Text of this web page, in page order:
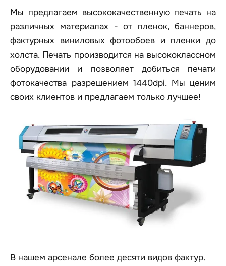
Мы предлагаем высококачественную печать на
различных материалах - от пленок, баннеров,
фактурных виниловых фотообоев и пленки до
холста. Печать производится на высококлассном
оборудовании и позволяет добиться печати
фотокачества разрешением 1440dpi. Мы ценим
своих клиентов и предлагаем только лучшее!
В нашем арсенале более десяти видов фактур.